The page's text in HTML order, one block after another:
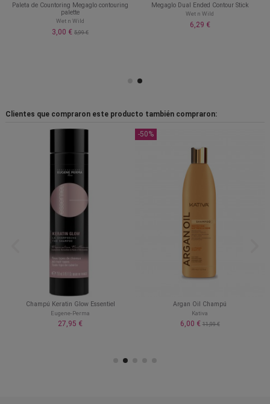
Paleta de Countoring Megaglo contouring
palette
Wet n Wild
3,00 € 5,99 €
Megaglo Dual Ended Contour Stick
Wet n Wild
6,29 €
Clientes que compraron este producto también compraron:
Champú Keratin Glow Essentiel
Eugene-Perma
27,95 €
-50%
Argan Oil Champú
Kativa
6,00 €11,99 €